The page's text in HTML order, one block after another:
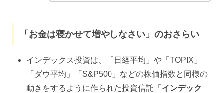
「お金は寝かせて増やしなさい」のおさらい
インデックス投資は、「日経平均」や「TOPIX」
「ダウ平均」「S&P500」などの株価指数と同様の
動きをするように作られた投資信託 「インデック